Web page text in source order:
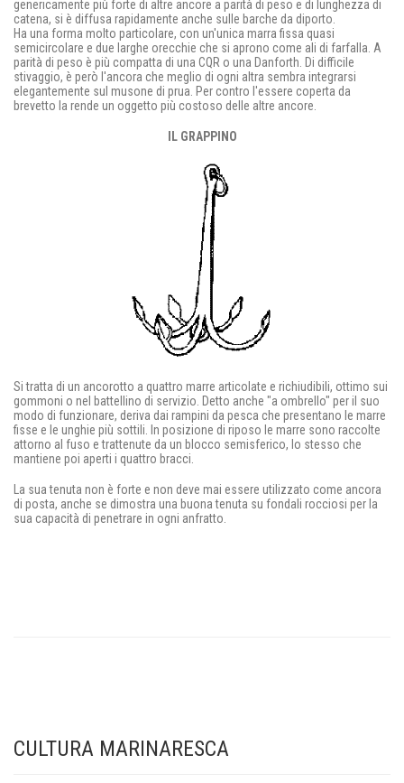
genericamente più forte di altre ancore a parità di peso e di lunghezza di
catena, si è diffusa rapidamente anche sulle barche da diporto.
Ha una forma molto particolare, con un'unica marra fissa quasi
semicircolare e due larghe orecchie che si aprono come ali di farfalla. A
parità di peso è più compatta di una CQR o una Danforth. Di difficile
stivaggio, è però l'ancora che meglio di ogni altra sembra integrarsi
elegantemente sul musone di prua. Per contro l'essere coperta da
brevetto la rende un oggetto più costoso delle altre ancore.
IL GRAPPINO
Si tratta di un ancorotto a quattro marre articolate e richiudibili, ottimo sui
gommoni o nel battellino di servizio. Detto anche "a ombrello" per il suo
modo di funzionare, deriva dai rampini da pesca che presentano le marre
fisse e le unghie più sottili. In posizione di riposo le marre sono raccolte
attorno al fuso e trattenute da un blocco semisferico, lo stesso che
mantiene poi aperti i quattro bracci.
La sua tenuta non è forte e non deve mai essere utilizzato come ancora
di posta, anche se dimostra una buona tenuta su fondali rocciosi per la
sua capacità di penetrare in ogni anfratto.
CULTURA MARINARESCA